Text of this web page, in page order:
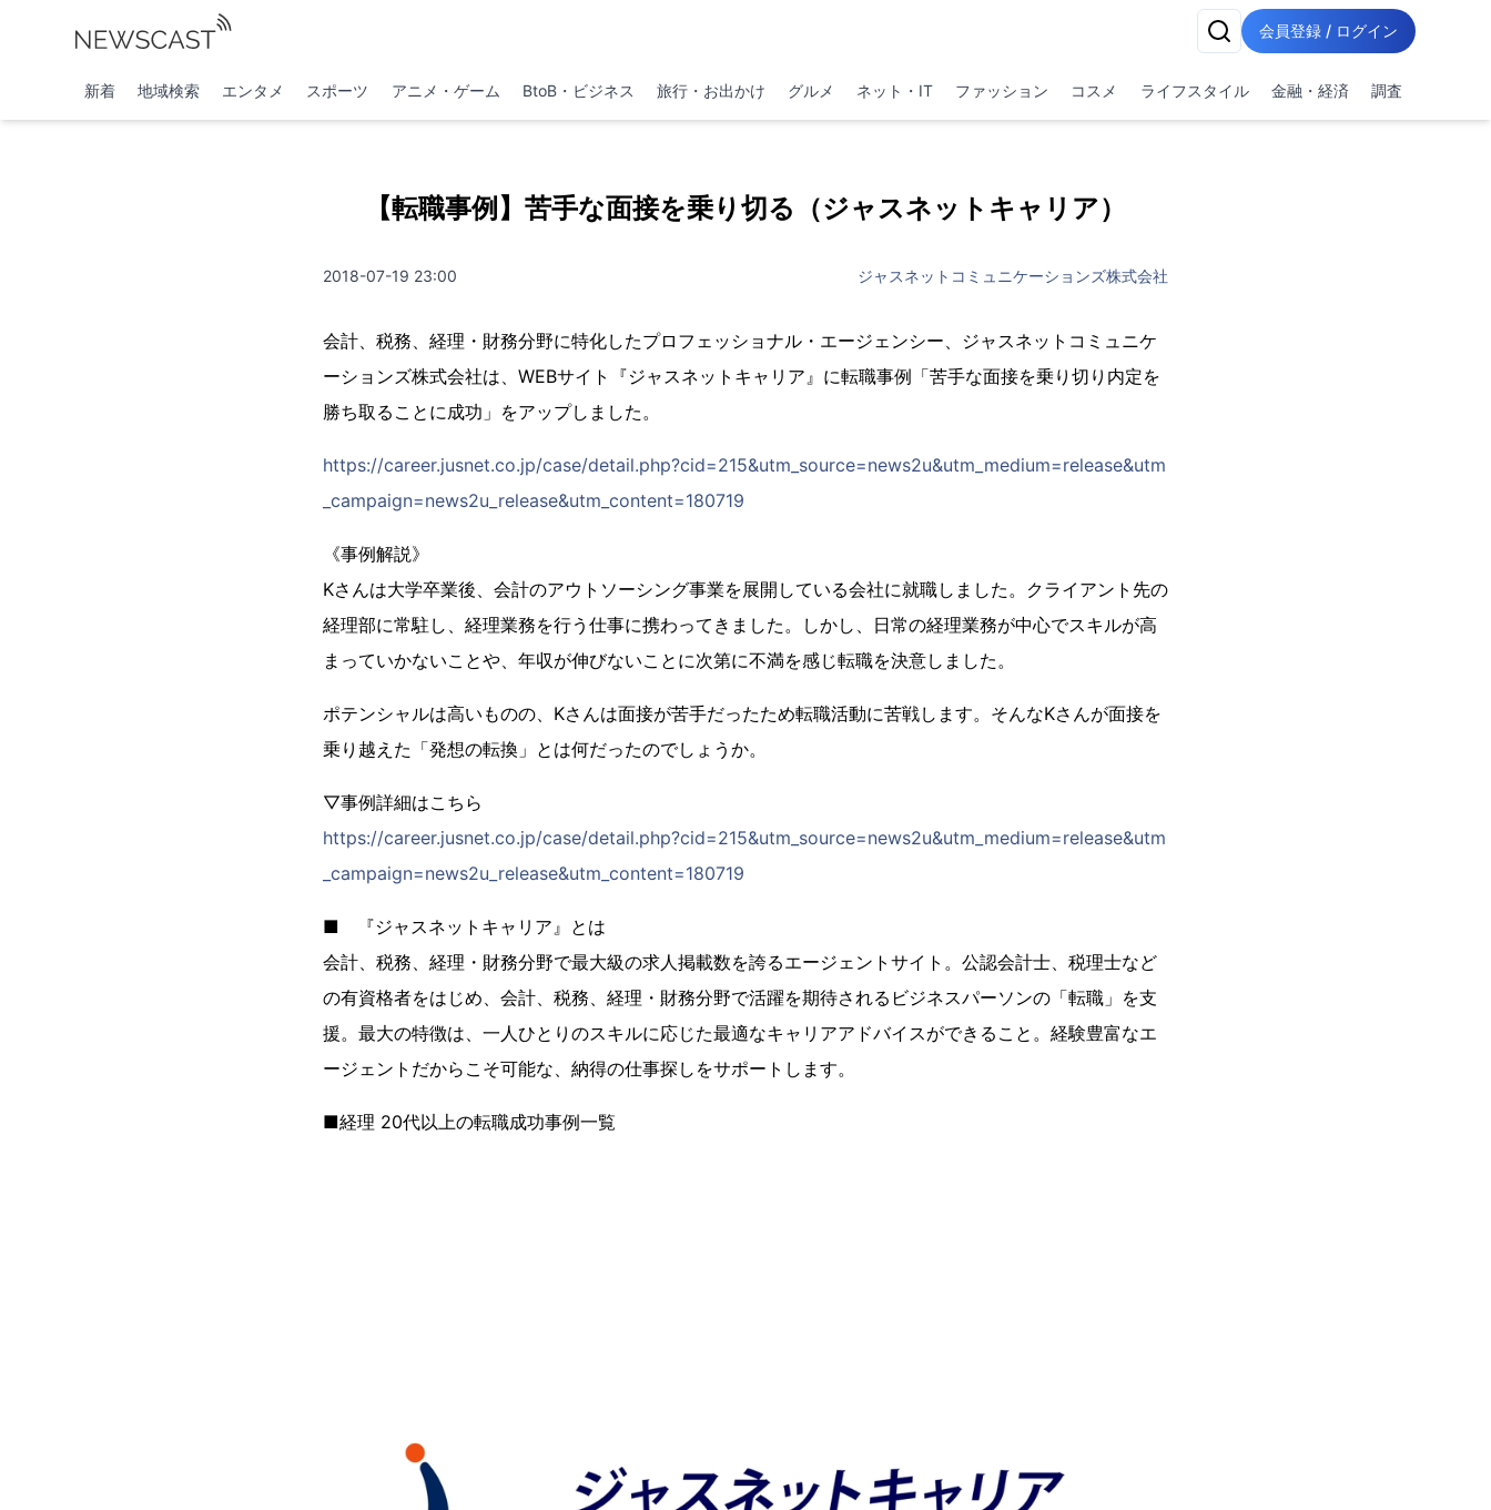
会員登録 / ログイン
新着 地域検索 エンタメ スポーツ アニメ・ゲーム BtoB・ビジネス 旅行・お出かけ グルメ ネット・IT ファッション コスメ ライフスタイル 金融・経済 調査
【転職事例】苦手な面接を乗り切る（ジャスネットキャリア）
2018-07-19 23:00 ジャスネットコミュニケーションズ株式会社
会計、税務、経理・財務分野に特化したプロフェッショナル・エージェンシー、ジャスネットコミュニケ
ーションズ株式会社は、WEBサイト『ジャスネットキャリア』に転職事例「苦手な面接を乗り切り内定を
勝ち取ることに成功」をアップしました。
https://career.jusnet.co.jp/case/detail.php?cid=215&utm_source=news2u&utm_medium=release&utm
_campaign=news2u_release&utm_content=180719
《事例解説》
Kさんは大学卒業後、会計のアウトソーシング事業を展開している会社に就職しました。クライアント先の
経理部に常駐し、経理業務を行う仕事に携わってきました。しかし、日常の経理業務が中心でスキルが高
まっていかないことや、年収が伸びないことに次第に不満を感じ転職を決意しました。
ポテンシャルは高いものの、Kさんは面接が苦手だったため転職活動に苦戦します。そんなKさんが面接を
乗り越えた「発想の転換」とは何だったのでしょうか。
▽事例詳細はこちら
https://career.jusnet.co.jp/case/detail.php?cid=215&utm_source=news2u&utm_medium=release&utm
_campaign=news2u_release&utm_content=180719
■ 『ジャスネットキャリア』とは
会計、税務、経理・財務分野で最大級の求人掲載数を誇るエージェントサイト。公認会計士、税理士など
の有資格者をはじめ、会計、税務、経理・財務分野で活躍を期待されるビジネスパーソンの「転職」を支
援。最大の特徴は、一人ひとりのスキルに応じた最適なキャリアアドバイスができること。経験豊富なエ
ージェントだからこそ可能な、納得の仕事探しをサポートします。
■経理 20代以上の転職成功事例一覧